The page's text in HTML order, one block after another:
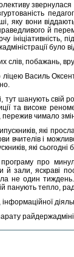
звернулася
яку вони
й
було
слів, побажань,
Василь
тут шанують свій
та високе
чимало
які
вчителів і
які сьогодні
про
й зали, яскраві
не один
панують тепло,
інформаційної